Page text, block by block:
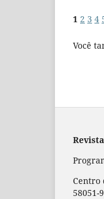
1 2 3 4
Você
Centro
58051-